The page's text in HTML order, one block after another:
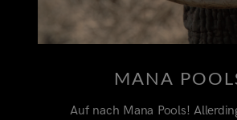
MANA
Auf nach Mana Pools!